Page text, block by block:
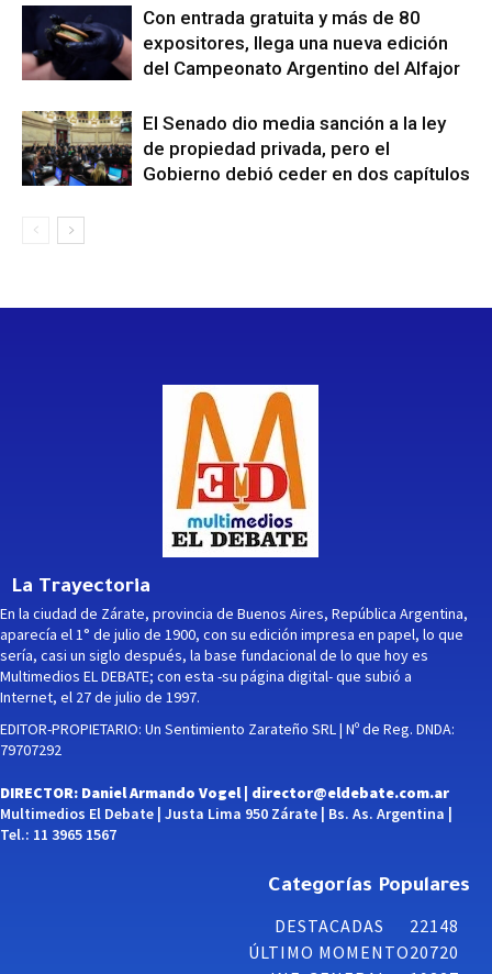
Con entrada gratuita y más de 80
expositores, llega una nueva edición
del Campeonato Argentino del Alfajor
El Senado dio media sanción a la ley
de propiedad privada, pero el
Gobierno debió ceder en dos capítulos
La Trayectoria
En la ciudad de Zárate, provincia de Buenos Aires, República Argentina,
aparecía el 1° de julio de 1900, con su edición impresa en papel, lo que
sería, casi un siglo después, la base fundacional de lo que hoy es
Multimedios EL DEBATE; con esta -su página digital- que subió a
Internet, el 27 de julio de 1997.
EDITOR-PROPIETARIO: Un Sentimiento Zarateño SRL | Nº de Reg. DNDA:
79707292
DIRECTOR: Daniel Armando Vogel | director@eldebate.com.ar
Multimedios El Debate | Justa Lima 950 Zárate | Bs. As. Argentina |
Tel.: 11 3965 1567
Categorías Populares
DESTACADAS
22148
ÚLTIMO MOMENTO20720